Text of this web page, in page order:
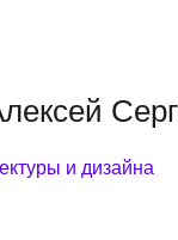
Учебно-
комплекс
и дизайна